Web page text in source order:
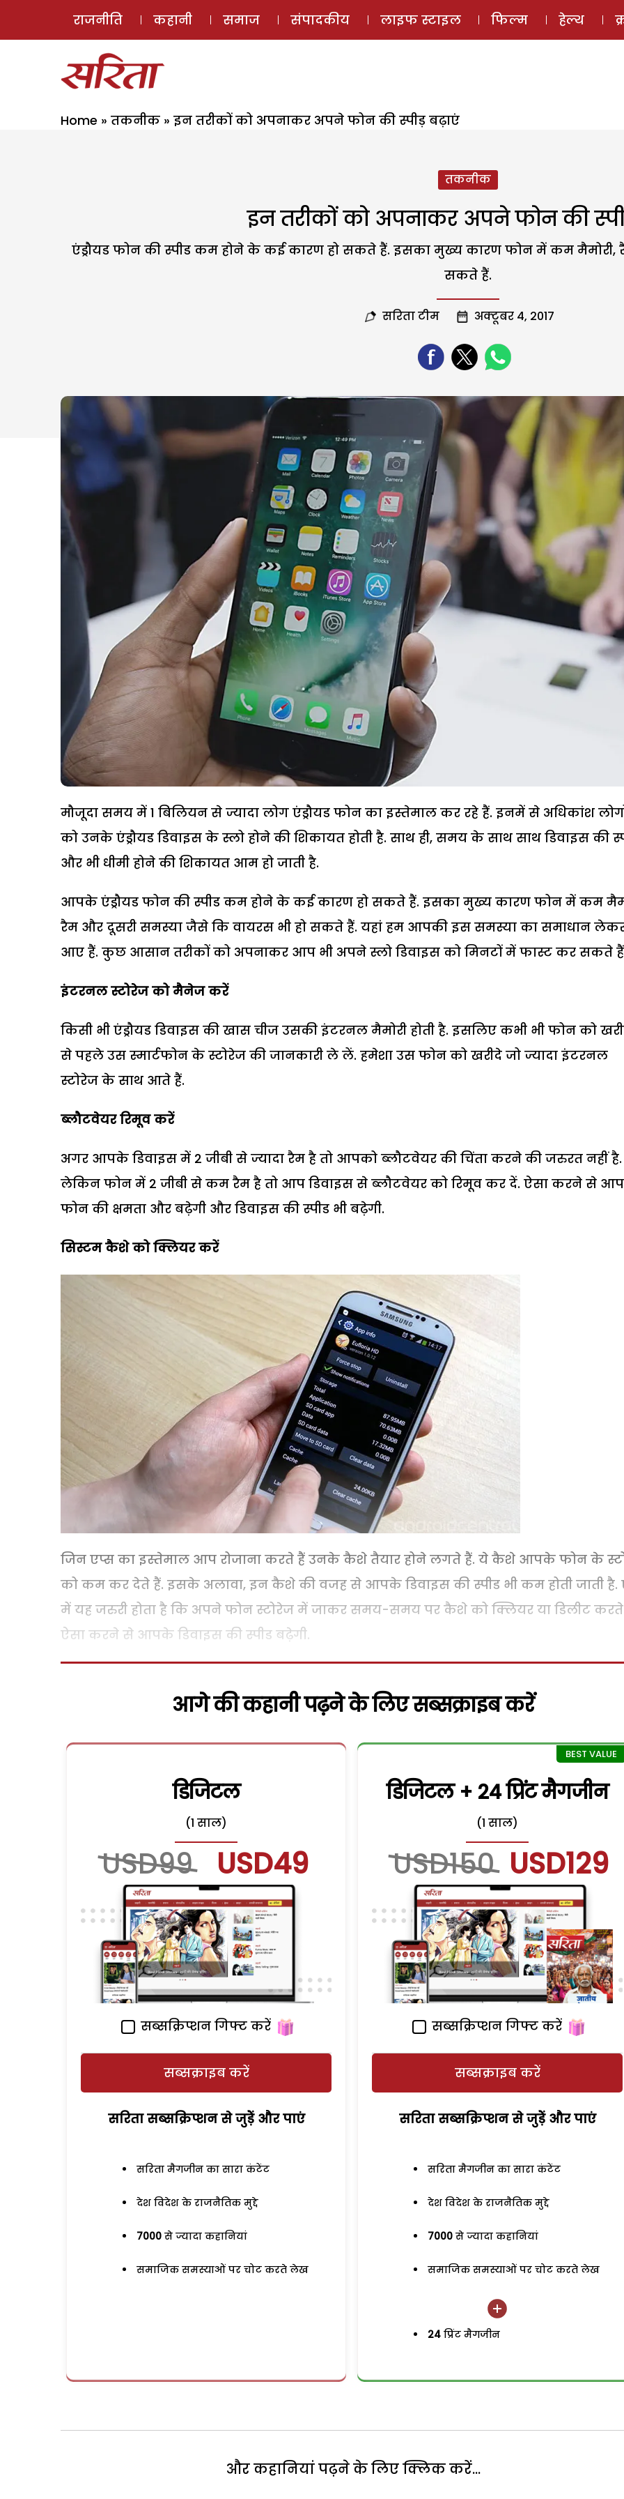
ई-मैगज़ीन
राजनीति कहानी समाज संपादकीय लाइफ स्टाइल फिल्म हेल्थ
Home » तकनीक » इन तरीकों को अपनाकर अपने फोन की स्पीड़ बढ़ाएं
तकनीक
इन तरीकों को अपनाकर अपने फोन की
एंड्रौयड फोन की स्पीड कम होने के कई कारण हो सकते हैं. इसका मुख्य कारण फोन में कम मैमोरी,
सकते हैं.
सरिता टीम अक्टूबर 4, 2017
मौजूदा समय में 1 बिलियन से ज्यादा लोग एंड्रौयड फोन का इस्तेमाल कर रहे हैं. इनमें से अधिकांश
को उनके एंड्रौयड डिवाइस के स्लो होने की शिकायत होती है. साथ ही, समय के साथ साथ डिवाइस की
और भी धीमी होने की शिकायत आम हो जाती है.
आपके एंड्रौयड फोन की स्पीड कम होने के कई कारण हो सकते हैं. इसका मुख्य कारण फोन में कम
रैम और दूसरी समस्या जैसे कि वायरस भी हो सकते हैं. यहां हम आपकी इस समस्या का समाधान
आए हैं. कुछ आसान तरीकों को अपनाकर आप भी अपने स्लो डिवाइस को मिनटों में फास्ट कर सकते
इंटरनल स्टोरेज को मैनेज करें
किसी भी एंड्रौयड डिवाइस की खास चीज उसकी इंटरनल मैमोरी होती है. इसलिए कभी भी फोन को
से पहले उस स्मार्टफोन के स्टोरेज की जानकारी ले लें. हमेशा उस फोन को खरीदे जो ज्यादा इंटरनल
स्टोरेज के साथ आते हैं.
ब्लौटवेयर रिमूव करें
अगर आपके डिवाइस में 2 जीबी से ज्यादा रैम है तो आपको ब्लौटवेयर की चिंता करने की जरुरत नहीं है.
लेकिन फोन में 2 जीबी से कम रैम है तो आप डिवाइस से ब्लौटवेयर को रिमूव कर दें. ऐसा करने से
फोन की क्षमता और बढ़ेगी और डिवाइस की स्पीड भी बढ़ेगी.
सिस्टम कैशे को क्लियर करें
जिन एप्स का इस्तेमाल आप रोजाना करते हैं उनके कैशे तैयार होने लगते हैं. ये कैशे आपके फोन के
को कम कर देते हैं. इसके अलावा, इन कैशे की वजह से आपके डिवाइस की स्पीड भी कम होती जाती है.
में यह जरुरी होता है कि अपने फोन स्टोरेज में जाकर समय-समय पर कैशे को क्लियर या डिलीट करते
ऐसा करने से आपके डिवाइस की स्पीड बढ़ेगी.
आगे की कहानी पढ़ने के लिए सब्सक्राइब करें
डिजिटल
(1 साल)
USD99 USD49
सब्सक्रिप्शन गिफ्ट करें
सब्सक्राइब करें
सरिता सब्सक्रिप्शन से जुड़ेें और पाएं
सरिता मैगजीन का सारा कंटेंट
देश विदेश के राजनैतिक मुद्दे
7000 से ज्यादा कहानियां
समाजिक समस्याओं पर चोट करते लेख
डिजिटल + 24 प्रिंट मैगजीन
(1 साल)
USD150 USD129
सब्सक्रिप्शन गिफ्ट करें
सब्सक्राइब करें
सरिता सब्सक्रिप्शन से जुड़ेें और पाएं
सरिता मैगजीन का सारा कंटेंट
देश विदेश के राजनैतिक मुद्दे
7000 से ज्यादा कहानियां
समाजिक समस्याओं पर चोट करते लेख
24 प्रिंट मैगजीन
और कहानियां पढ़ने के लिए क्लिक करें...